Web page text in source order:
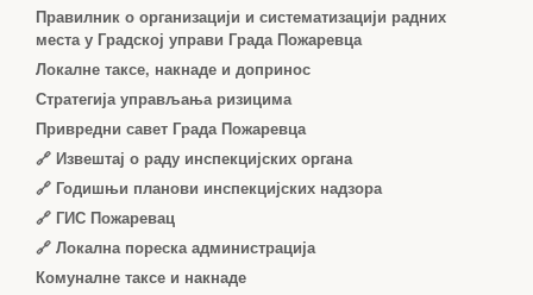
Правилник о организацији и систематизацији радних
места у Градској управи Града Пожаревца
Локалне таксе, накнаде и допринос
Стратегија управљања ризицима
Привредни савет Града Пожаревца
🔗 Извештај о раду инспекцијских органа
🔗 Годишњи планови инспекцијских надзора
🔗 ГИС Пожаревац
🔗 Локална пореска администрација
Комуналне таксе и накнаде